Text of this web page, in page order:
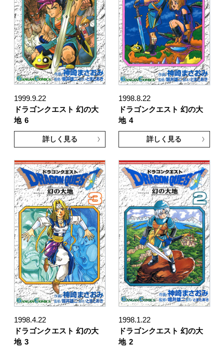
1999.9.22
ドラゴンクエスト 幻の大
地 6
詳しく見る
1998.8.22
ドラゴンクエスト 幻の大
地 4
詳しく見る
1998.4.22
ドラゴンクエスト 幻の大
地 3
1998.1.22
ドラゴンクエスト 幻の大
地 2